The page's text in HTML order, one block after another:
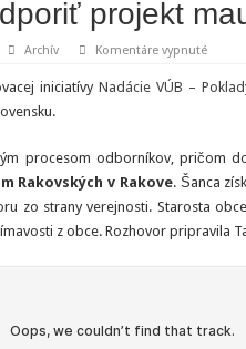
projekt
Archív Komentáre vypnuténa
Patrik
Antal
vyzýva
projekt
iniciatívyNadácie VÚB –
procesom odborníkov, pričom
Rakovských v Rakove. Šanca
zo strany verejnosti. Starosta obce
z obce. Rozhovor pripravila